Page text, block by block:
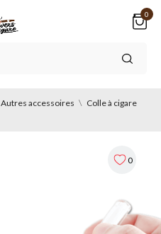
0
Autres accessoires
Colle à cigare
0